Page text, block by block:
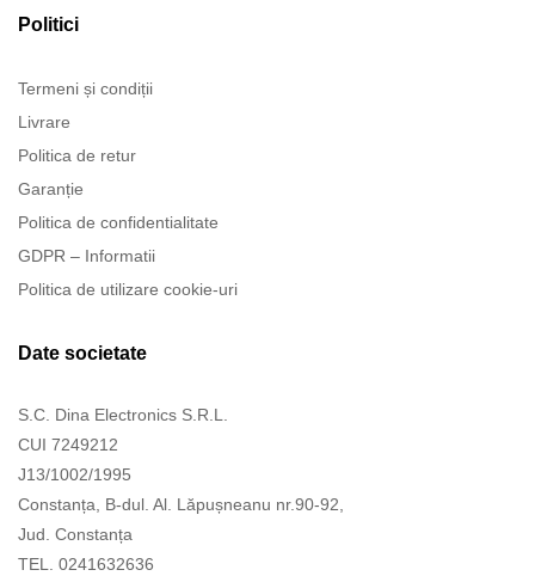
Politici
Termeni și condiții
Livrare
Politica de retur
Garanție
Politica de confidentialitate
GDPR – Informatii
Politica de utilizare cookie-uri
Date societate
S.C. Dina Electronics S.R.L.
CUI 7249212
J13/1002/1995
Constanța, B-dul. Al. Lăpușneanu nr.90-92,
Jud. Constanța
TEL. 0241632636